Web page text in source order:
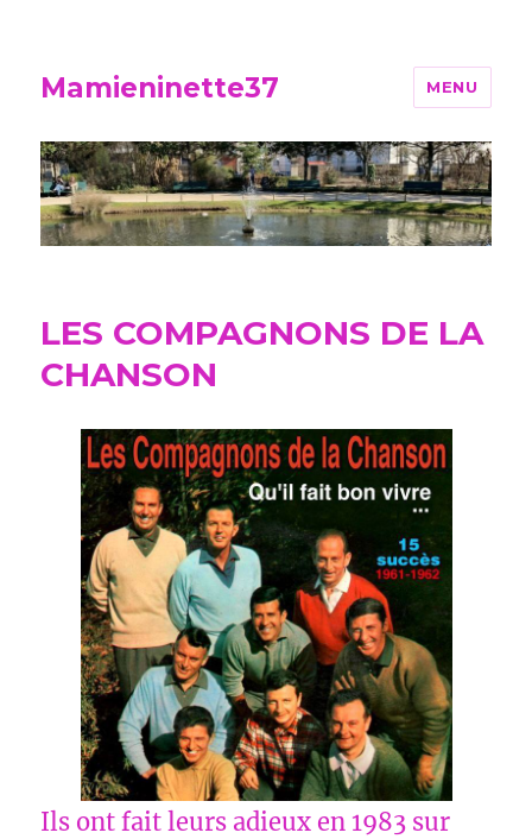
Mamieninette37 MENU
LES COMPAGNONS DE LA
CHANSON
Ils ont fait leurs adieux en 1983 sur